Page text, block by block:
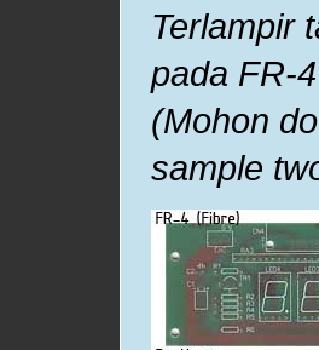
Terlampir
pada FR-
(Mohon
sample